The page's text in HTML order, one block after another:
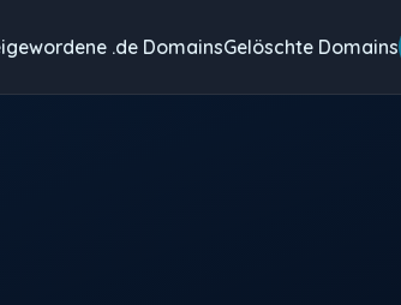
.de DomainsGelöschte Domains